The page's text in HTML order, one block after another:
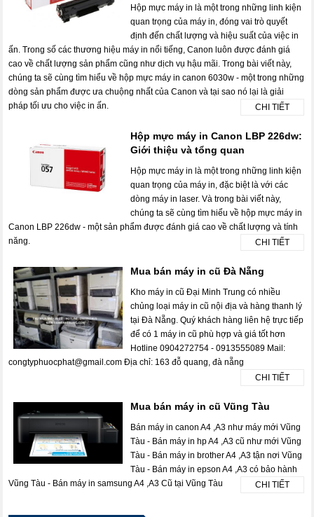
Hộp mực máy in là một trong những linh kiện
quan trọng của máy in, đóng vai trò quyết
định đến chất lượng và hiệu suất của việc in
ấn. Trong số các thương hiệu máy in nổi tiếng, Canon luôn được đánh giá
cao về chất lượng sản phẩm cũng như dịch vụ hậu mãi. Trong bài viết này,
chúng ta sẽ cùng tìm hiểu về hộp mực máy in canon 6030w - một trong những
dòng sản phẩm được ưa chuộng nhất của Canon và tại sao nó lại là giải
pháp tối ưu cho việc in ấn.
CHI TIẾT
Hộp mực máy in Canon LBP 226dw:
Giới thiệu và tổng quan
Hộp mực máy in là một trong những linh kiện
quan trọng của máy in, đặc biệt là với các
dòng máy in laser. Và trong bài viết này,
chúng ta sẽ cùng tìm hiểu về hộp mực máy in
Canon LBP 226dw - một sản phẩm được đánh giá cao về chất lượng và tính
năng.
CHI TIẾT
Mua bán máy in cũ Đà Nẵng
Kho máy in cũ Đại Minh Trung có nhiều
chủng loại máy in cũ nội địa và hàng thanh lý
tại Đà Nẵng. Quý khách hàng liên hệ trực tiếp
để có 1 máy in cũ phù hợp và giá tốt hơn
Hotline 0904272754 - 0913555089 Mail:
congtyphuocphat@gmail.com Địa chỉ: 163 đỗ quang, đà nẵng
CHI TIẾT
Mua bán máy in cũ Vũng Tàu
Bán máy in canon A4 ,A3 như máy mới Vũng
Tàu - Bán máy in hp A4 ,A3 cũ như mới Vũng
Tàu - Bán máy in brother A4 ,A3 tận nơi Vũng
Tàu - Bán máy in epson A4 ,A3 có bảo hành
Vũng Tàu - Bán máy in samsung A4 ,A3 Cũ tại Vũng Tàu
CHI TIẾT